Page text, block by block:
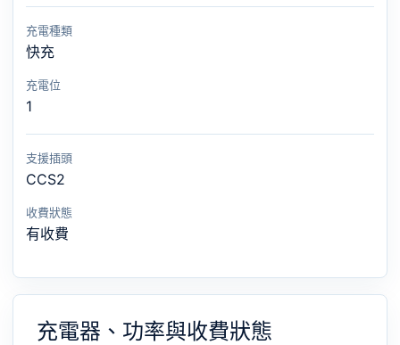
充電種類
快充
充電位
1
支援插頭
CCS2
收費狀態
有收費
充電器、功率與收費狀態